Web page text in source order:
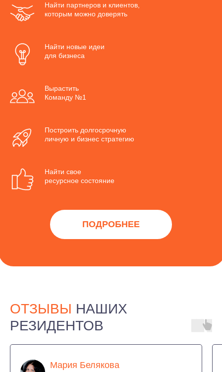
Найти партнеров и клиентов,
которым можно доверять
Найти новые идеи
для бизнеса
Вырастить
Команду №1
Построить долгосрочную
личную и бизнес стратегию
Найти свое
ресурсное состояние
ПОДРОБНЕЕ
ОТЗЫВЫ НАШИХ
РЕЗИДЕНТОВ
Мария Белякова